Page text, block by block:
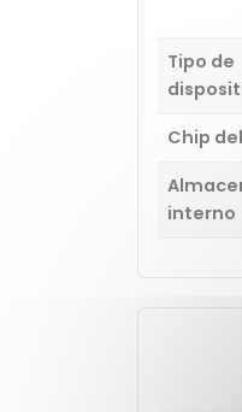
Tipo de
Chip
interno